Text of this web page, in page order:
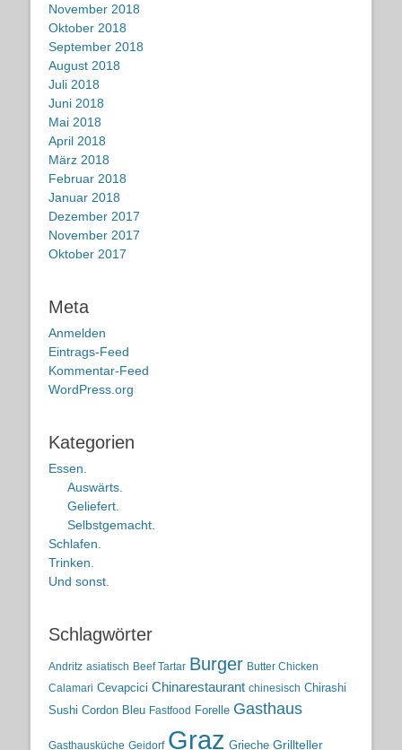
November 2018
Oktober 2018
September 2018
August 2018
Juli 2018
Juni 2018
Mai 2018
April 2018
März 2018
Februar 2018
Januar 2018
Dezember 2017
November 2017
Oktober 2017
Meta
Anmelden
Eintrags-Feed
Kommentar-Feed
WordPress.org
Kategorien
Essen.
Auswärts.
Geliefert.
Selbstgemacht.
Schlafen.
Trinken.
Und sonst.
Schlagwörter
Andritz asiatisch Beef Tartar Burger Butter Chicken
Calamari Cevapcici Chinarestaurant chinesisch Chirashi
Sushi Cordon Bleu Fastfood Forelle Gasthaus
Gasthausküche Geidorf Graz Grieche Grillteller